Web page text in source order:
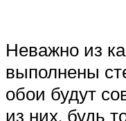
Неважно из
выполнены
обои будут
из них, будь